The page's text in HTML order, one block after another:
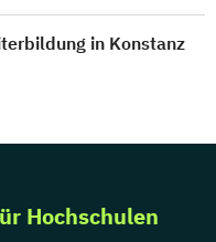
in Konstanz
Hochschulen